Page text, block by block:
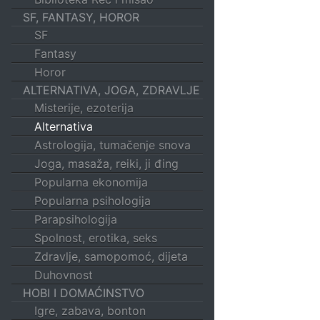
SF, FANTASY, HOROR
SF
Fantasy
Horor
ALTERNATIVA, JOGA, ZDRAVLJE
Misterije, ezoterija
Alternativa
Astrologija, tumačenje snova
Joga, masaža, reiki, ji đing
Popularna ekonomija
Popularna psihologija
Parapsihologija
Spolnost, erotika, seks
Zdravlje, samopomoć, dijeta
Duhovnost
HOBI I DOMAĆINSTVO
Igre, zabava, bonton